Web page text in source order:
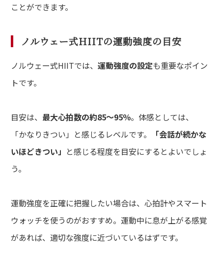
ことができます。
ノルウェー式HIITの運動強度の目安
ノルウェー式HIITでは、運動強度の設定も重要なポイン
トです。
目安は、 最大心拍数の約85〜95％。体感としては、
「かなりきつい」と感じるレベルです。
「会話が続かな
いほどきつい」 と感じる程度を目安にするとよいでしょ
う。
運動強度を正確に把握したい場合は、心拍計やスマート
ウォッチを使うのがおすすめ。運動中に息が上がる感覚
があれば、適切な強度に近づいているはずです。